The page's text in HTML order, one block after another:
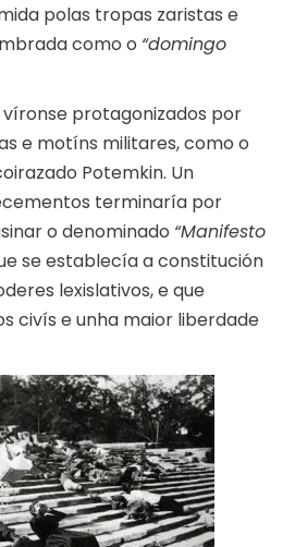
polas tropas zaristas e
como o “domingo
víronse protagonizados por
e motíns militares, como o
Potemkin. Un
terminaría por
o denominado “Manifesto
se establecía a constitución
lexislativos, e que
civís e unha maior liberdade